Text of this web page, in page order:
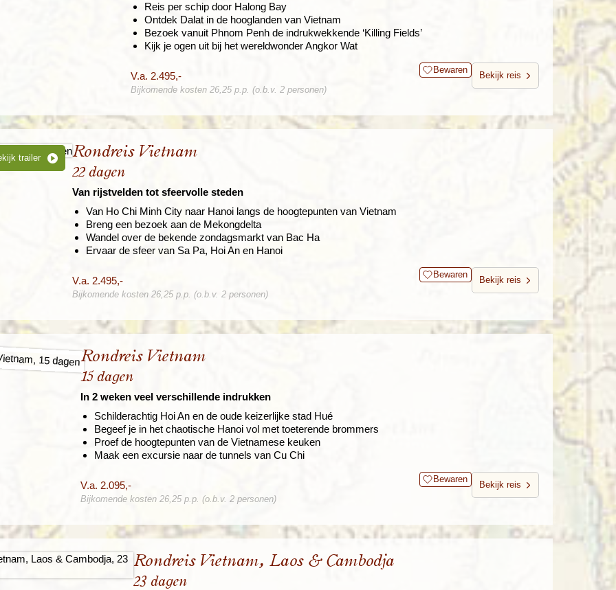
Reis per schip door Halong Bay
Ontdek Dalat in de hooglanden van Vietnam
Bezoek vanuit Phnom Penh de indrukwekkende ‘Killing Fields’
Kijk je ogen uit bij het wereldwonder Angkor Wat
V.a. 2.495,- Bewaren
Bekijk reis
Bijkomende kosten 26,25 p.p. (o.b.v. 2 personen)
trailer Rondreis Vietnam
22 dagen
Van rijstvelden tot sfeervolle steden
Van Ho Chi Minh City naar Hanoi langs de hoogtepunten van Vietnam
Breng een bezoek aan de Mekongdelta
Wandel over de bekende zondagsmarkt van Bac Ha
Ervaar de sfeer van Sa Pa, Hoi An en Hanoi
V.a. 2.495,- Bewaren
Bekijk reis
Bijkomende kosten 26,25 p.p. (o.b.v. 2 personen)
Rondreis Vietnam
15 dagen
In 2 weken veel verschillende indrukken
Schilderachtig Hoi An en de oude keizerlijke stad Hué
Begeef je in het chaotische Hanoi vol met toeterende brommers
Proef de hoogtepunten van de Vietnamese keuken
Maak een excursie naar de tunnels van Cu Chi
V.a. 2.095,- Bewaren
Bekijk reis
Bijkomende kosten 26,25 p.p. (o.b.v. 2 personen)
Rondreis Vietnam, Laos & Cambodja
23 dagen